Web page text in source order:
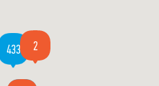
433 2